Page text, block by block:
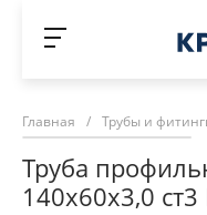
Главная / Трубы и
Труба
140х60х3,0